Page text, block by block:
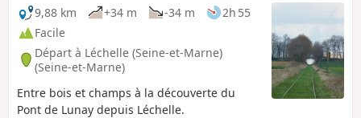
9,88 km
+34 m -34 m
2h 55
Facile
Départ à Léchelle (Seine-et-Marne)
(Seine-et-Marne)
Entre bois et champs à la découverte du
Pont de Lunay depuis Léchelle.